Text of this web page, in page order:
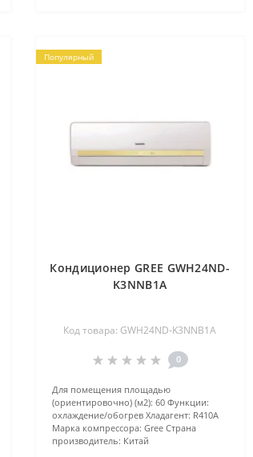
Популярный
Кондиционер GREE GWH24ND-
K3NNB1A
Код товара: GWH24ND-K3NNB1A
0
Для помещения площадью
(ориентировочно) (м2): 60 Функции:
охлаждение/обогрев Хладагент: R410А
Марка компрессора: Gree Страна
производитель: Китай